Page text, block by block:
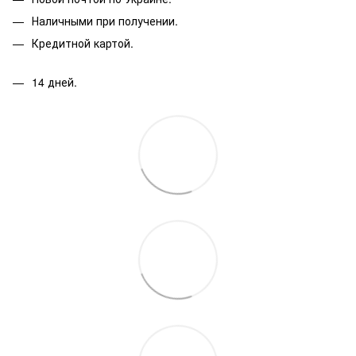
Наличными при получении.
Кредитной картой.
14 дней.